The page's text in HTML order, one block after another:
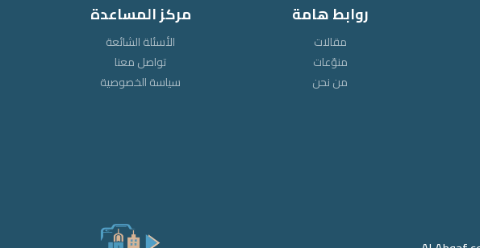
روابط هامة
مقالات
منوّعات
من نحن
مركز المساعدة
الأسئلة الشائعة
تواصل معنا
سياسة الخصوصية